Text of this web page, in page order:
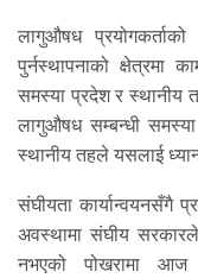
लागुऔषध
पुर्नस्थापनाको
समस्या प्रदेश र स्थानीय
लागुऔषध सम्बन्धी
स्थानीय तहले यसलाई
संघीयता कार्यान्वयनसँगै
अवस्थामा संघीय सरकारले
नभएको पोखरामा आज